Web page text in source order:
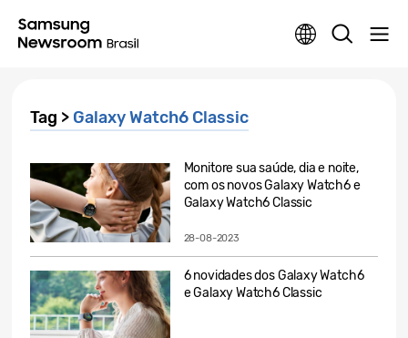
Tag > Galaxy Watch6 Classic
Monitore sua saúde, dia e noite,
com os novos Galaxy Watch6 e
Galaxy Watch6 Classic
28-08-2023
6 novidades dos Galaxy Watch6
e Galaxy Watch6 Classic